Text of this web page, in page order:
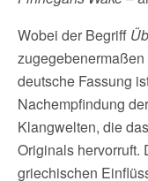
Wobei der Begriff
deutsche Fassung
Nachempfindung
Klangwelten, die
Originals hervorruft.
griechischen